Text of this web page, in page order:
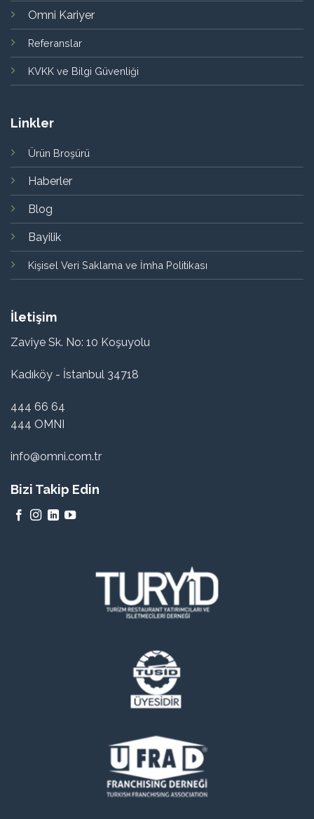
Omni Kariyer
Referanslar
KVKK ve Bilgi Güvenliği
Linkler
Ürün Broşürü
Haberler
Blog
Bayilik
Kişisel Veri Saklama ve İmha Politikası
İletişim
Zaviye Sk. No: 10 Koşuyolu
Kadıköy - İstanbul 34718
444 66 64
444 OMNI
info@omni.com.tr
Bizi Takip Edin